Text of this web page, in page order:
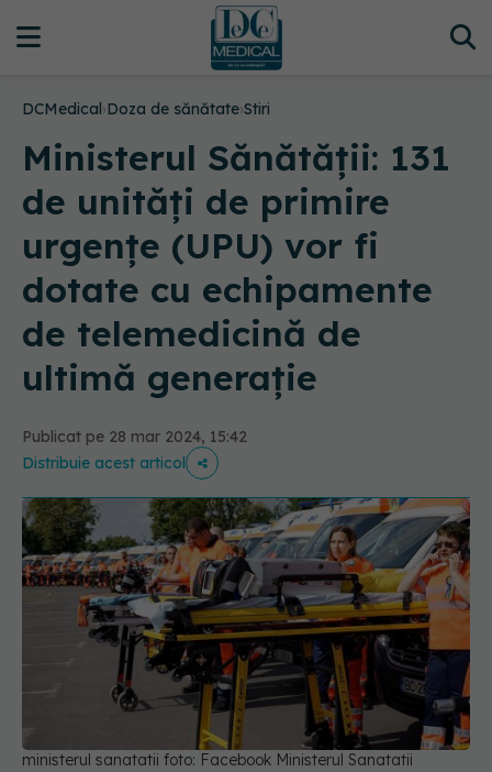
DCMedical›Doza de sănătate›Stiri
Ministerul Sănătății: 131
de unități de primire
urgențe (UPU) vor fi
dotate cu echipamente
de telemedicină de
ultimă generație
Publicat pe 28 mar 2024, 15:42
Distribuie acest articol
ministerul sanatatii foto: Facebook Ministerul Sanatatii